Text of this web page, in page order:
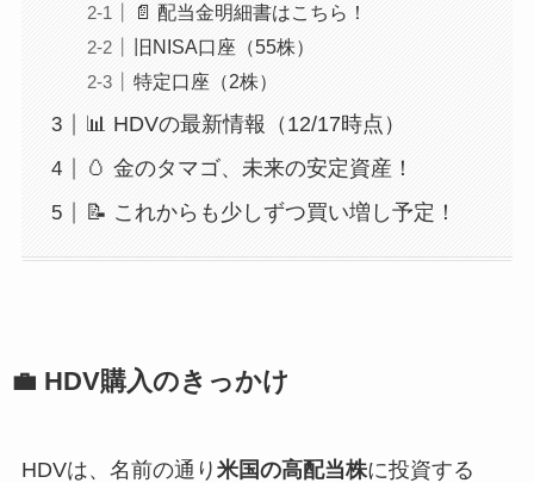
📄 配当金明細書はこちら！
旧NISA口座（55株）
特定口座（2株）
📊 HDVの最新情報（12/17時点）
🥚 金のタマゴ、未来の安定資産！
📝 これからも少しずつ買い増し予定！
💼 HDV購入のきっかけ
HDVは、名前の通り 米国の高配当株に投資する